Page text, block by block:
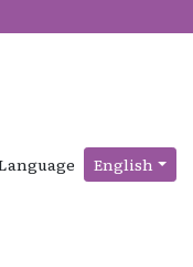
English